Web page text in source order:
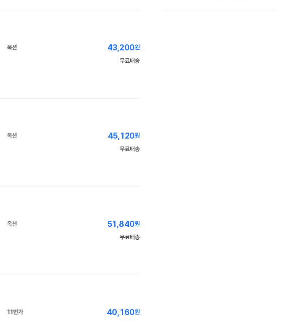
옥션 43,200원
무료배송
옥션 45,120원
무료배송
옥션 51,840원
무료배송
11번가 40,160원